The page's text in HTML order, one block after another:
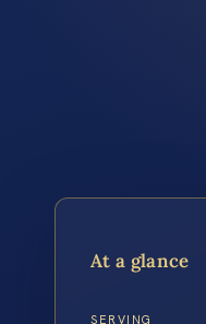
At a glance
SERVING